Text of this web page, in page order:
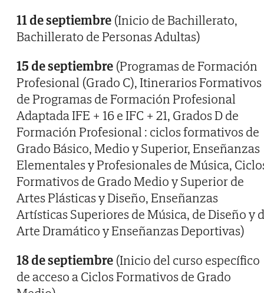
11 de septiembre (Inicio de Bachillerato,
Bachillerato de Personas Adultas)
15 de septiembre (Programas de Formación
Profesional (Grado C), Itinerarios Formativos
de Programas de Formación Profesional
Adaptada IFE + 16 e IFC + 21, Grados D de
Formación Profesional : ciclos formativos de
Grado Básico, Medio y Superior, Enseñanzas
Elementales y Profesionales de Música,
Formativos de Grado Medio y Superior de
Artes Plásticas y Diseño, Enseñanzas
Artísticas Superiores de Música, de Diseño y
Arte Dramático y Enseñanzas Deportivas)
18 de septiembre (Inicio del curso específico
de acceso a Ciclos Formativos de Grado